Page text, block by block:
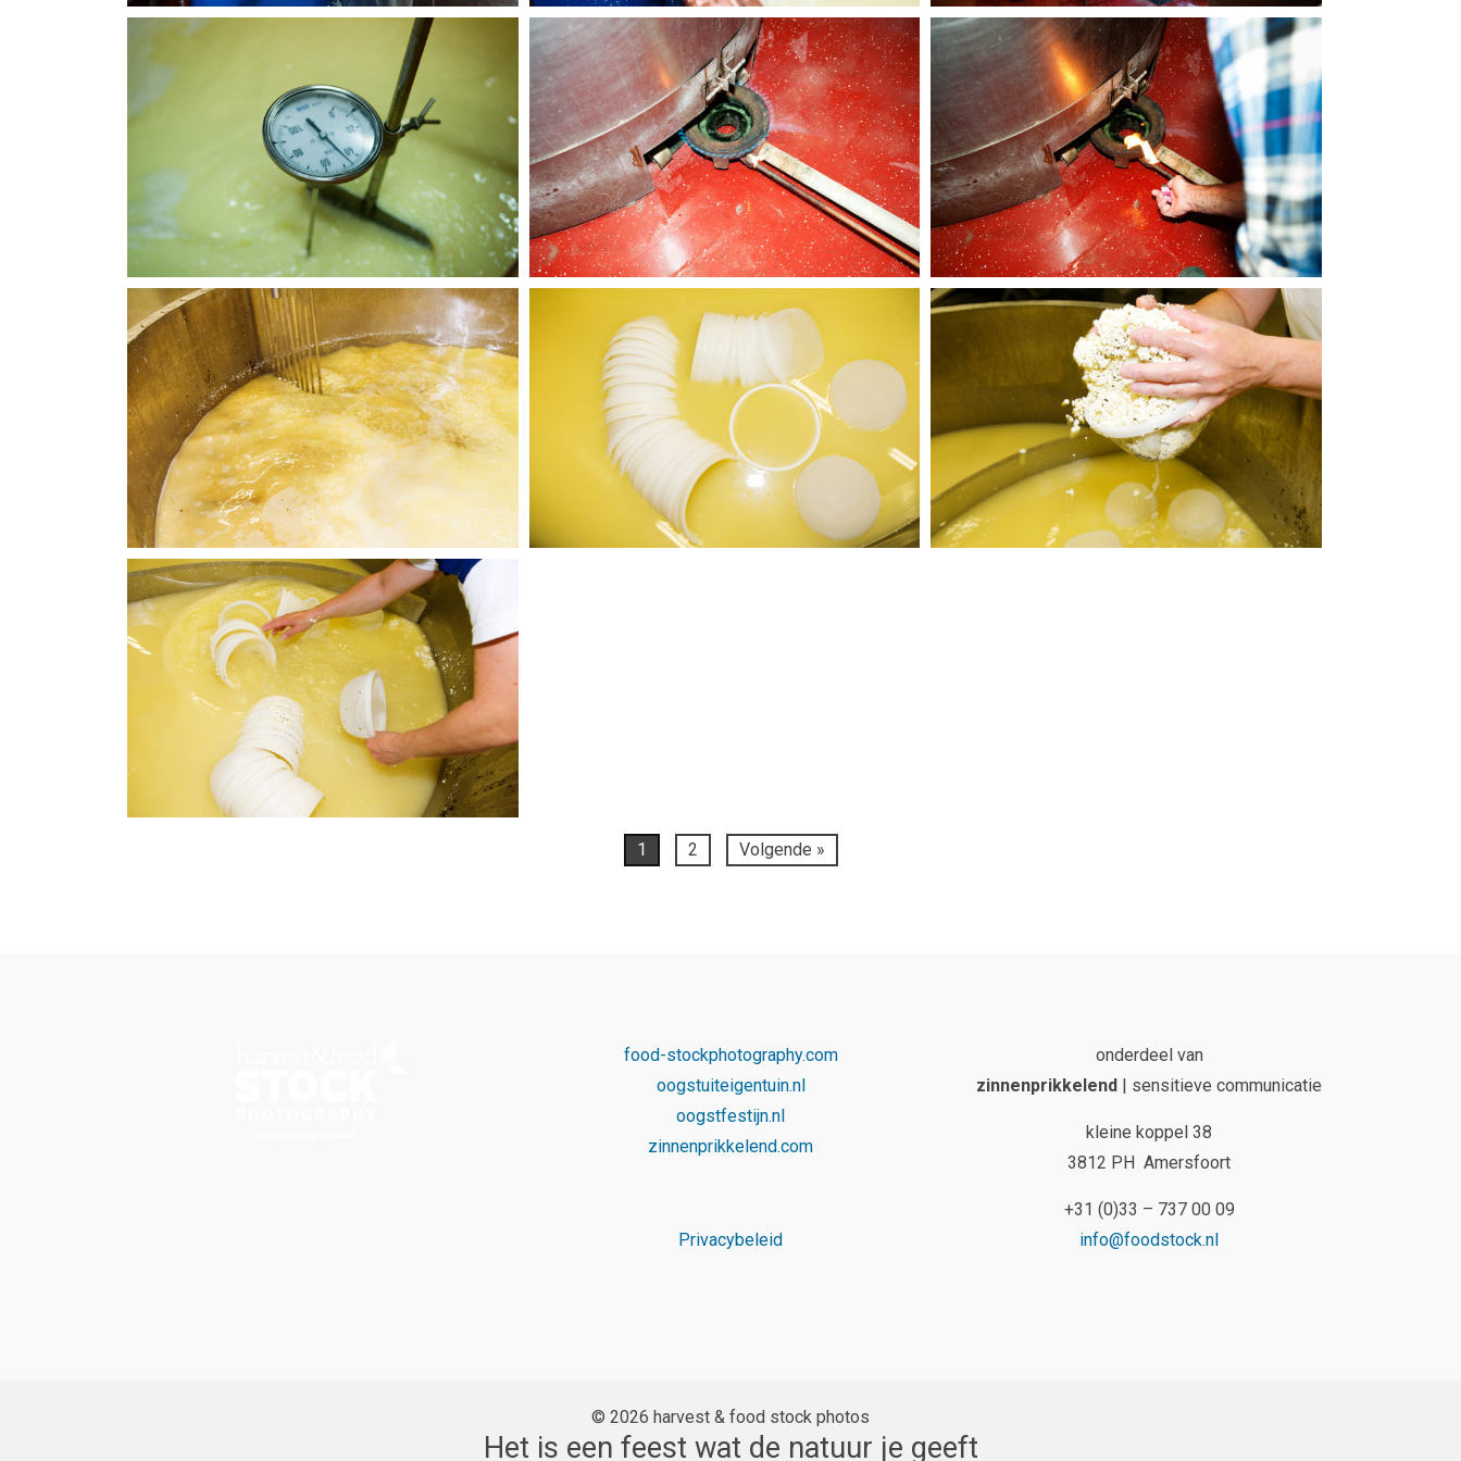
1 2 Volgende »
food-stockphotography.com
oogstuiteigentuin.nl
oogstfestijn.nl
zinnenprikkelend.com
Privacybeleid
onderdeel van
zinnenprikkelend
| sensitieve communicatie
kleine koppel 38
3812 PH Amersfoort
+31 (0)33 – 737 00 09
info@foodstock.nl
© 2026 harvest & food stock photos
Het is een feest wat de natuur je geeft